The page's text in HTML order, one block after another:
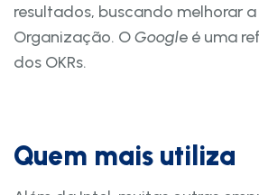
resultados, buscando melhorar
Organização. OGoogle é uma
dos OKRs.
Quem mais utiliza